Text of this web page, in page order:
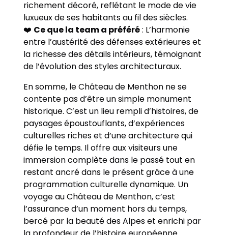
richement décoré, reflétant le mode de vie
luxueux de ses habitants au fil des siècles.
❤️ Ce que la team a préféré: L’harmonie
entre l’austérité des défenses extérieures et
la richesse des détails intérieurs, témoignant
de l’évolution des styles architecturaux.
En somme, le Château de Menthon ne se
contente pas d’être un simple monument
historique. C’est un lieu rempli d’histoires, de
paysages époustouflants, d’expériences
culturelles riches et d’une architecture qui
défie le temps. Il offre aux visiteurs une
immersion complète dans le passé tout en
restant ancré dans le présent grâce à une
programmation culturelle dynamique. Un
voyage au Château de Menthon, c’est
l’assurance d’un moment hors du temps,
bercé par la beauté des Alpes et enrichi par